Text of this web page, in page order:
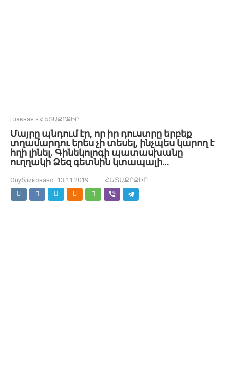
Главная » ՀԵՏԱՔՐՔԻՐ
Մայրը պնդում էր, որ իր դուստրը երբեք
տղամարդու երես չի տեսել, ինչպես կարող է
հղի լինել. Գինեկոլոգի պատասխանը
ուղղակի Ձեզ գետնին կտապալի…
Опубликовано: 13.11.2019 ՀԵՏԱՔՐՔԻՐ